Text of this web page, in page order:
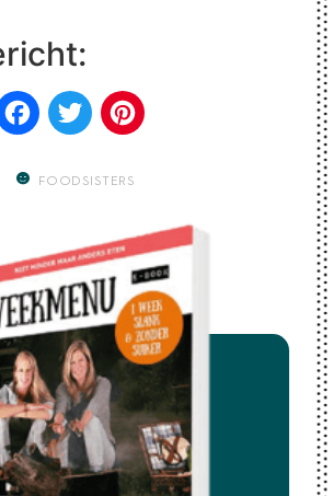
FacebookTwitter
FOODSISTERS